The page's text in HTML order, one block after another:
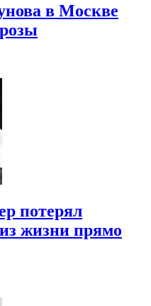
в Москве
потерял
жизни прямо